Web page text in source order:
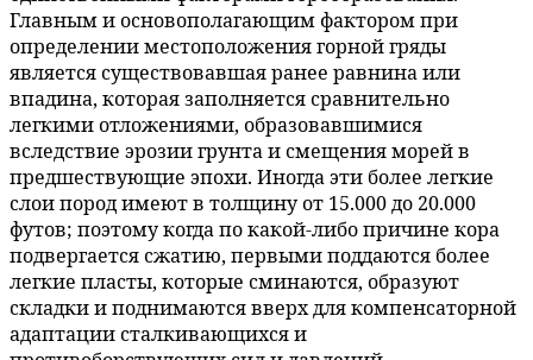
Главным и основополагающим фактором при
определении местоположения горной гряды
является существовавшая ранее равнина или
впадина, которая заполняется сравнительно
легкими отложениями, образовавшимися
вследствие эрозии грунта и смещения морей в
предшествующие эпохи. Иногда эти более легкие
слои пород имеют в толщину от 15.000 до 20.000
футов; поэтому когда по какой-либо причине кора
подвергается сжатию, первыми поддаются более
легкие пласты, которые сминаются, образуют
складки и поднимаются вверх для компенсаторной
адаптации сталкивающихся и